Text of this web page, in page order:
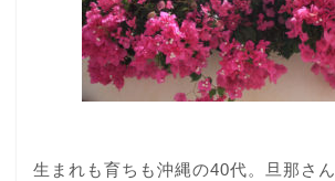
生まれも育ちも沖縄の40代。旦那さ